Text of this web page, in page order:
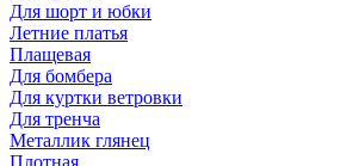
Для шорт и юбки
Летние платья
Плащевая
Для бомбера
Для куртки ветровки
Для тренча
Металлик глянец
Плотная